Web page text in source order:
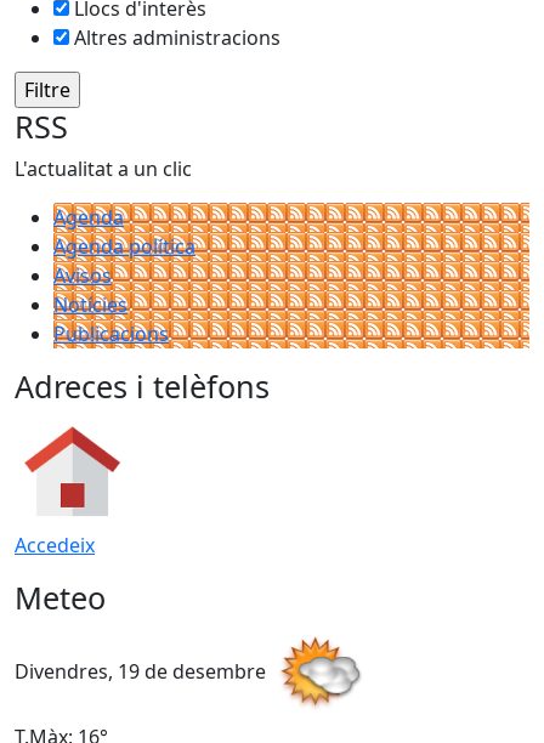
Llocs d'interès
Altres administracions
RSS
L'actualitat a un clic
Agenda
Agenda política
Avisos
Notícies
Publicacions
Adreces i telèfons
Accedeix
Meteo
Divendres, 19 de desembre
T.Màx: 16°